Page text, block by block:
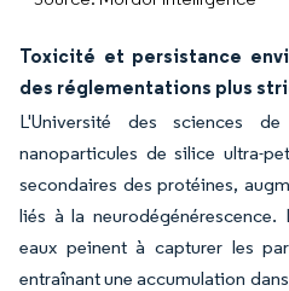
Toxicité et persistance
des réglementations plus
L'Université des sciences
nanoparticules de silice ultra-
secondaires des protéines,
liés à la
eaux peinent à capturer les
entraînant une accumulation